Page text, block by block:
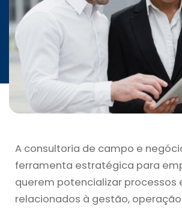
INICIATIVAS
CONTATO
A consultoria de campo e
ferramenta estratégica para
querem potencializar processos
relacionados à gestão,